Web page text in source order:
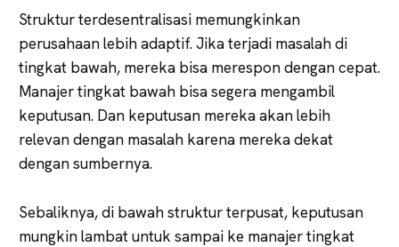
Struktur terdesentralisasi memungkinkan
perusahaan lebih adaptif. Jika terjadi masalah di
tingkat bawah, mereka bisa merespon dengan cepat.
Manajer tingkat bawah bisa segera mengambil
keputusan. Dan keputusan mereka akan lebih
relevan dengan masalah karena mereka dekat
dengan sumbernya.
Sebaliknya, di bawah struktur terpusat, keputusan
mungkin lambat untuk sampai ke manajer tingkat